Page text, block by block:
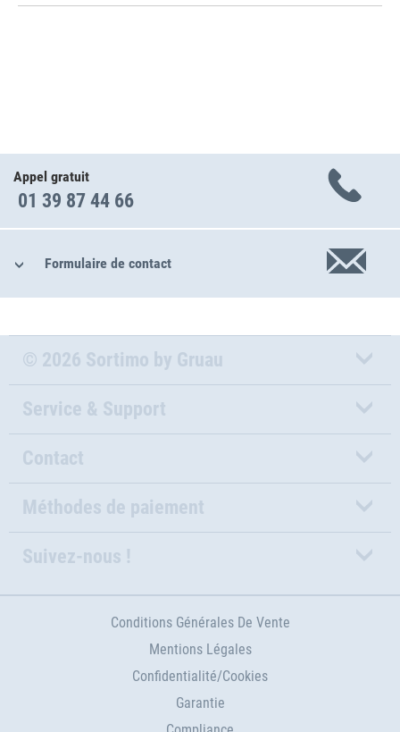
Appel gratuit
01 39 87 44 66
Formulaire de contact
© 2026 Sortimo by Gruau
Service & Support
Contact
Méthodes de paiement
Suivez-nous !
Conditions Générales De Vente
Mentions Légales
Confidentialité/Cookies
Garantie